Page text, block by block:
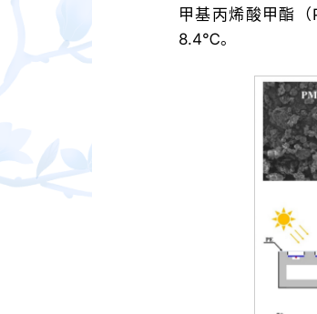
甲基丙烯酸甲酯
8.4℃。